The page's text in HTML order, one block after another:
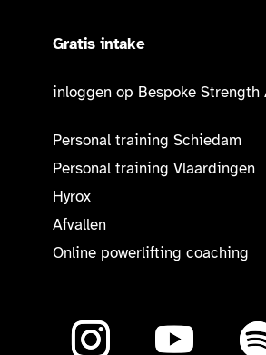
Gratis intake
inloggen op Bespoke Strength
Personal training Schiedam
Personal training Vlaardingen
Hyrox
Afvallen
Online powerlifting coaching